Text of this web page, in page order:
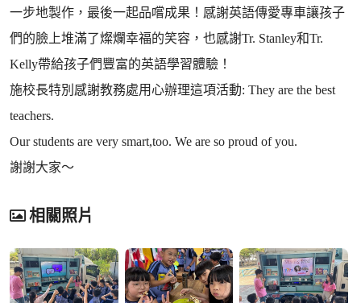
一步地製作，最後一起品嚐成果！感謝英語傳愛專車讓孩子
們的臉上堆滿了燦爛幸福的笑容，也感謝Tr. Stanley和Tr.
Kelly帶給孩子們豐富的英語學習體驗！
施校長特別感謝教務處用心辦理這項活動: They are the best
teachers.
Our students are very smart,too. We are so proud of you.
謝謝大家～
相關照片